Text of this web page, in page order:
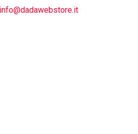
info@dadawebstore.it